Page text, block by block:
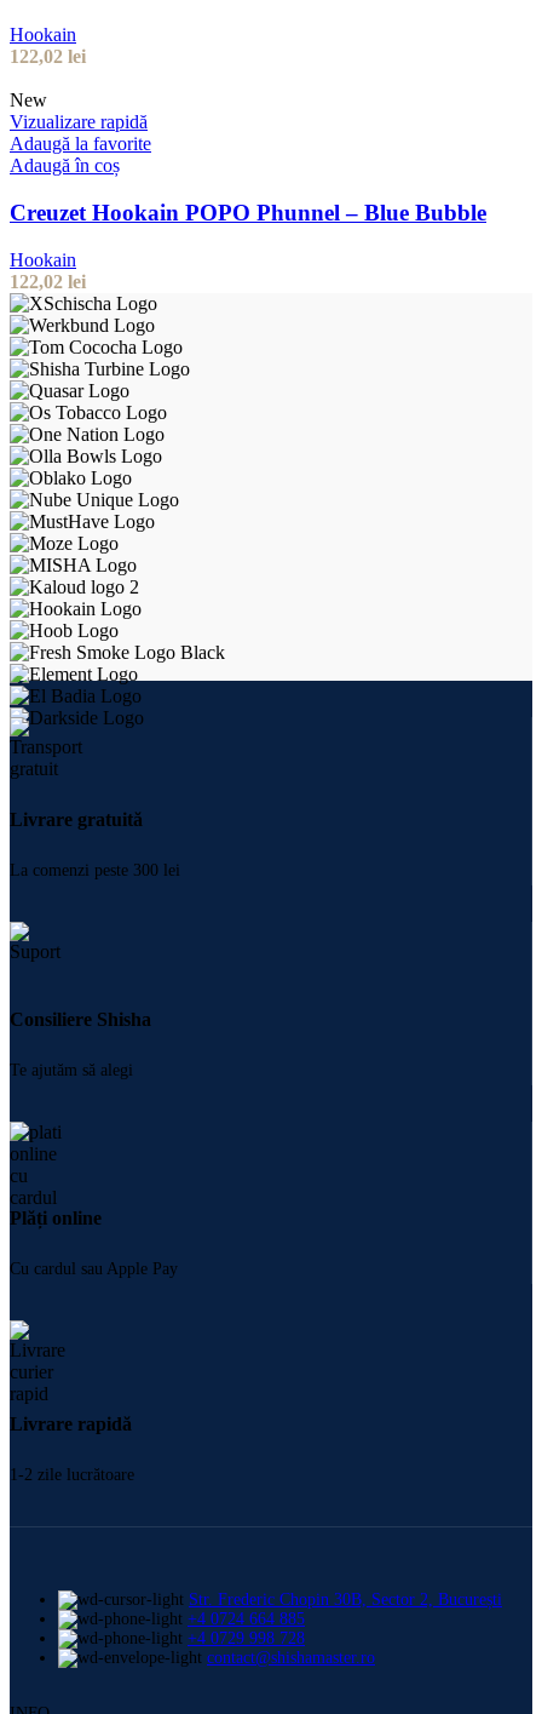
Hookain
122,02 lei
New
Vizualizare rapidă
Adaugă la favorite
Adaugă în coș
Creuzet Hookain POPO Phunnel – Blue Bubble
Hookain
122,02 lei
Livrare gratuită
La comenzi peste 300 lei
Consiliere Shisha
Te ajutăm să alegi
Plăți online
Cu cardul sau Apple Pay
Livrare rapidă
1-2 zile lucrătoare
Str. Frederic Chopin 30B, Sector 2, București
+4 0724 664 885
+4 0729 998 728
contact@shishamaster.ro